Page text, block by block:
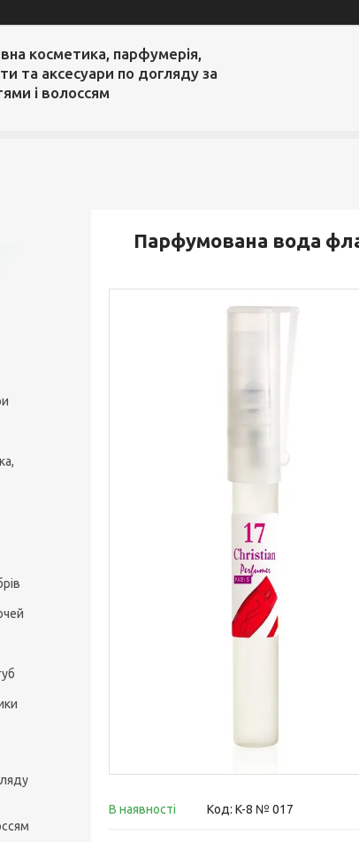
косметика, парфумерія,
та аксесуари по догляду за
і волоссям
Парфумована вода
В наявності Код: K-8 № 017